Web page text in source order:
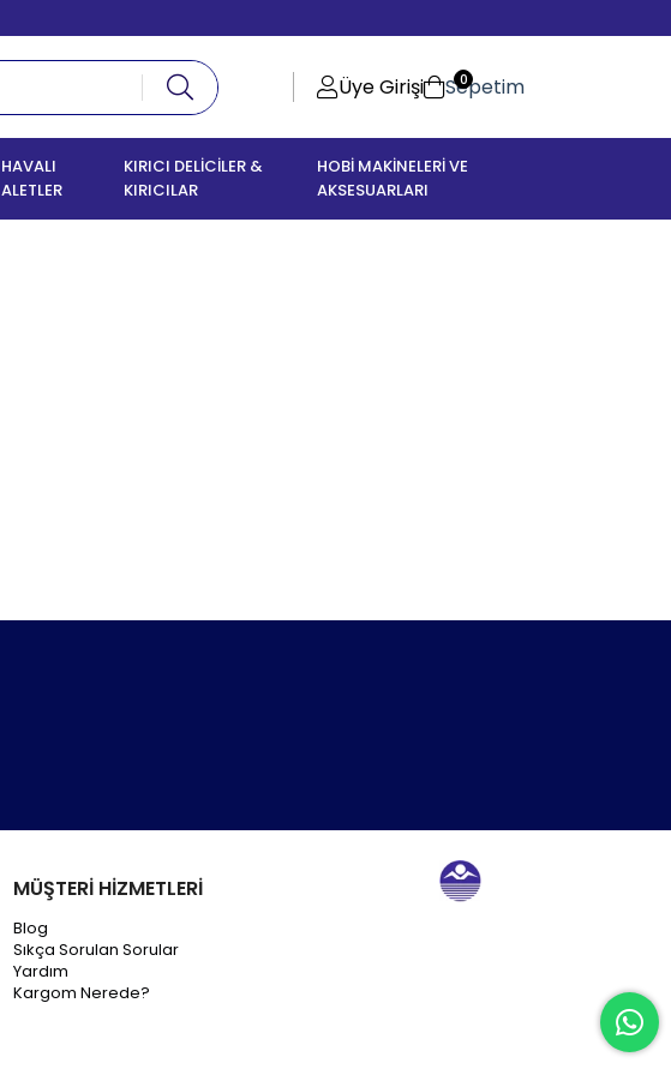
Üye Girişi Sepetim
0
HAVALI
ALETLER
KIRICI DELİCİLER &
KIRICILAR
HOBİ MAKİNELERİ VE
AKSESUARLARI
MÜŞTERİ HİZMETLERİ
Blog
Sıkça Sorulan Sorular
Yardım
Kargom Nerede?